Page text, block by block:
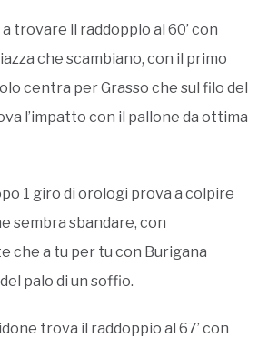
trovare il raddoppio al 60’ con
che scambiano, con il primo
centra per Grasso che sul filo del
l’impatto con il pallone da ottima
1 giro di orologi prova a colpire
sembra sbandare, con
che a tu per tu con Burigana
palo di un soffio.
trova il raddoppio al 67’ con